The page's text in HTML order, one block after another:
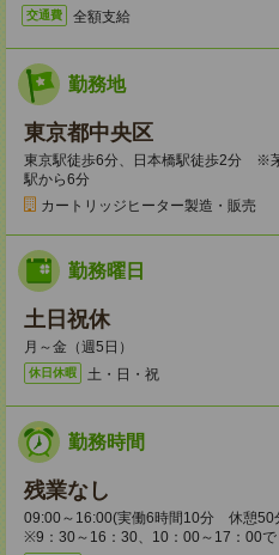
交通費 全額支給
勤務地
東京都中央区
東京駅徒歩6分、日本橋駅徒歩2分 ※
駅から6分
カートリッジヒーター製造・販売
勤務曜日
土日祝休
月～金（週5日）
休日休暇 土・日・祝
勤務時間
残業なし
09:00～16:00(実働6時間10分 休憩50
※9：30～16：30、10：00～17：00で